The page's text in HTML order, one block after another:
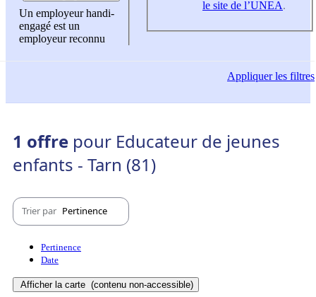
Un employeur handi-
engagé est un
employeur reconnu
le site de l’UNEA.
Appliquerles filtres
1 offre pour Educateur de jeunes
enfants - Tarn (81)
Trier par Pertinence
Pertinence
Date
Afficher la carte (contenu non-accessible)